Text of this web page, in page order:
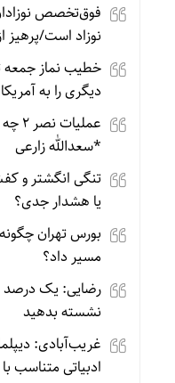
فوق‌تخصص
نوزاد است/پرهیز
خطیب نماز
دیگری را به
*سعدالله زارعی
تنگی انگشتر و
یا هشدار جدی؟
بورس تهران
مسیر داد؟
رضایی: یک درصد
نشسته بدهید
غریب‌آبادی:
ادبیاتی متناسب